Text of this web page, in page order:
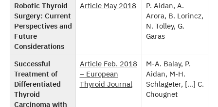
Robotic Thyroid
Surgery: Current
Perspectives and
Future
Considerations
Article May 2018
P. Aidan, A.
Arora, B. Lorincz,
N. Tolley, G.
Garas
Successful
Treatment of
Differentiated
Thyroid
Carcinoma with
Article Feb. 2018
– European
Thyroid Journal
M-A. Balay, P.
Aidan, M-H.
Schlageter, […] C.
Chougnet